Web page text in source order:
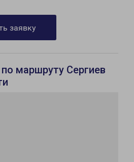
заявку
по маршруту Сергиев